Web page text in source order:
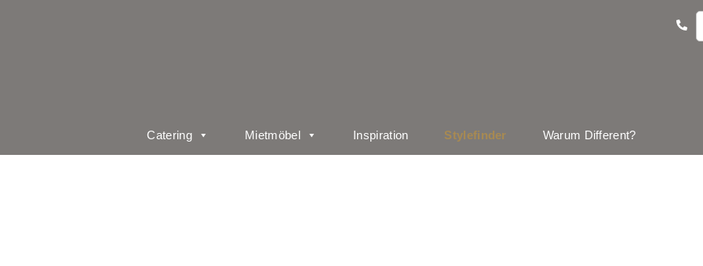
Catering Mietmöbel Inspiration Stylefinder Warum Different?